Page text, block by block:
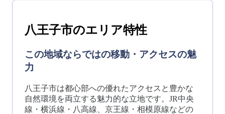
八王子市のエリア特性
この地域ならではの移動・アクセスの魅
力
八王子市は都心部への優れたアクセスと豊かな
自然環境を両立する魅力的な立地です。JR中央
線・横浜線・八高線、京王線・相模原線などの